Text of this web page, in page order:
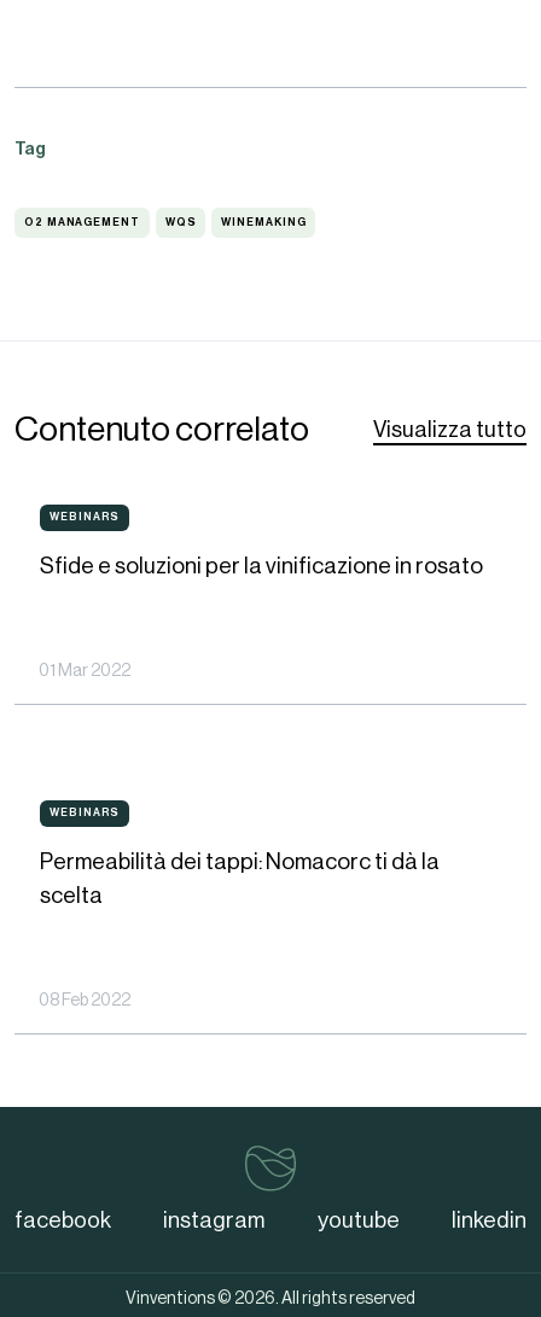
Tag
O2
O2 MANAGEMENT WQS
WQS WINEMAKING
WINEMAKING
Contenuto correlato Visualizza tutto
Sfide
soluzioni
WEBINARS
WEBINARS
Sfide e soluzioni per la vinificazione in rosato
01 Mar 2022
Permeabilità
dei
tappi:
WEBINARS
WEBINARS
Permeabilità dei tappi: Nomacorc ti dà la
scelta
08 Feb 2022
vinventions
facebook instagram youtube linkedin
Vinventions © 2026. All rights reserved